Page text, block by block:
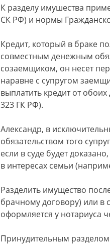
К разделу имушества
СК РФ) и нормы
Кредит, который в браке
совместным денежным
созаемщиком, он несет
наравне с супругом
выплатить кредит от
323 ГК РФ).
Александр, в
обязательством того
если в суде будет
в интересах семьи
Разделить имущество
брачному договору) или в
оформляется у нотариуса
Принудительным разделом